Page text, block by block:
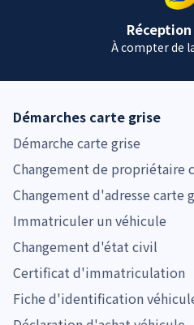
À compter de
Démarches carte grise
Démarche carte grise
Changement de propriétaire
Changement d'adresse carte
Immatriculer un véhicule
Changement d'état civil
Certificat d'immatriculation
Fiche d'identification